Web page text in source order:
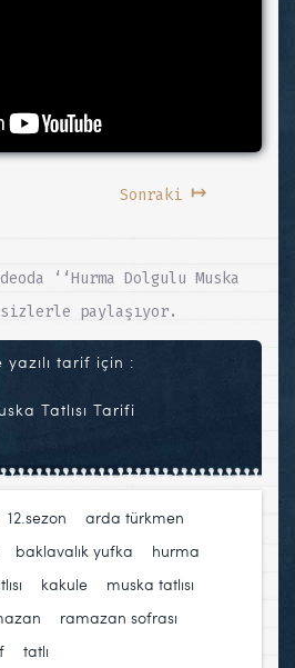
Sonraki ↦
‘‘Hurma Dolgulu Muska
paylaşıyor.
tarif için :
Tatlısı Tarifi
12.sezon arda türkmen
baklavalık yufka hurma
kakule muska tatlısı
ramazan sofrası
tatlı